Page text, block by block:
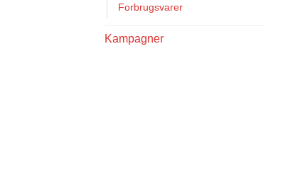
Forbrugsvarer
Kampagner